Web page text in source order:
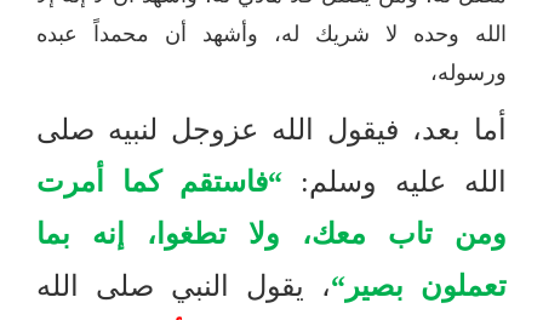
الله وحده لا شريك له، وأشهد أن محمداً عبده
ورسوله،
أما بعد، فيقول الله عزوجل لنبيه صلى
الله عليه وسلم:
“فاستقم كما أمرت
ومن تاب معك، ولا تطغوا، إنه بما
تعملون بصير “، يقول النبي صلى الله